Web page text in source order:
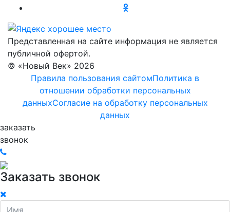
Представленная на сайте информация не является
публичной офертой.
© «Новый Век» 2026
Правила пользования сайтомПолитика в
отношении обработки персональных
данныхСогласие на обработку персональных
данных
заказать
звонок
Заказать звонок